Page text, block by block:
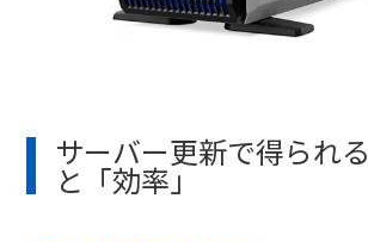
サーバー更新で得られる
と「効率」